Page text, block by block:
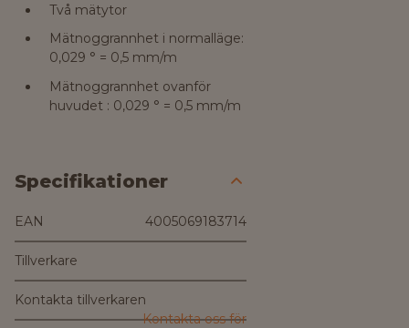
Två mätytor
Mätnoggrannhet i normalläge:
0,029 ° = 0,5 mm/m
Mätnoggrannhet ovanför
huvudet : 0,029 ° = 0,5 mm/m
Specifikationer
EAN 4005069183714
Tillverkare
Kontakta tillverkaren
Kontakta oss för